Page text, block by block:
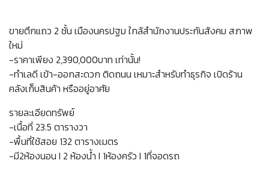
ขายตึกแถว 2 ชั้น เมืองนครปฐม ใกล้สำนักงานประกันสังคม สภาพ
ใหม่
-ราคาเพียง 2,390,000บาท เท่านั้น!
-ทำเลดี เข้า-ออกสะดวก ติดถนน เหมาะสำหรับทำธุรกิจ เปิดร้าน
คลังเก็บสินค้า หรืออยู่อาศัย
รายละเอียดทรัพย์
-เนื้อที่ 23.5 ตารางวา
-พื้นที่ใช้สอย 132 ตารางเมตร
-มี2ห้องนอน I 2 ห้องน้ำ I 1ห้องครัว I 1ที่จอดรถ